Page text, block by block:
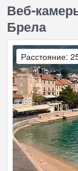
Веб-
Брела
Расстояние: